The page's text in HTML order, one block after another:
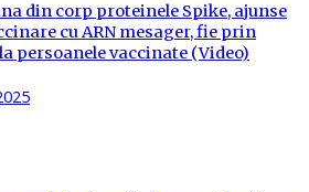
din corp proteinele Spike, ajunse
cu ARN mesager, fie prin
persoanele vaccinate (Video)